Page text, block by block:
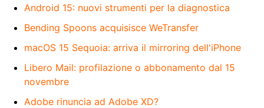
Android 15: nuovi strumenti per la diagnostica
Bending Spoons acquisisce WeTransfer
macOS 15 Sequoia: arriva il mirroring dell'iPhone
Libero Mail: profilazione o abbonamento dal 15
novembre
Adobe rinuncia ad Adobe XD?